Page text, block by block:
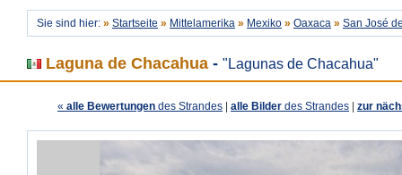
Sie sind hier: » Startseite » Mittelamerika » Mexiko » Oaxaca » San José
Laguna de Chacahua - "Lagunas de Chacahua"
« alle Bewertungen des Strandes alle Bilder des Strandes zur